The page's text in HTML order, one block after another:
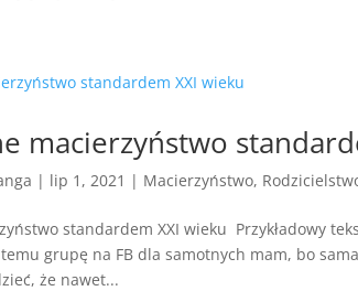
macierzyństwo
| lip 1, 2021 | Macierzyństwo,
standardem XXI wieku Przykładowy
temu grupę na FB dla samotnych mam, bo
że nawet...